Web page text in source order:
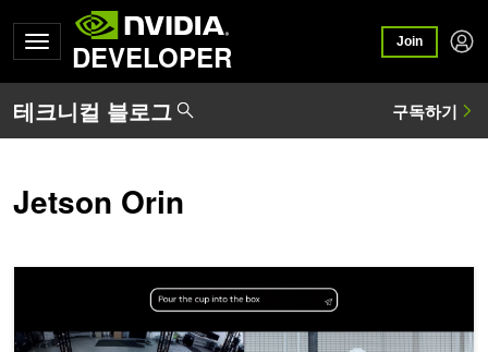
DEVELOPER Join
Jetson Orin